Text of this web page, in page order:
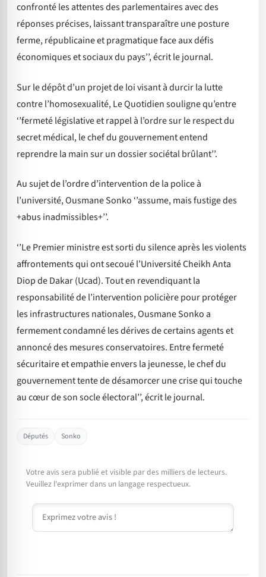
confronté les attentes des parlementaires avec des
réponses précises, laissant transparaître une posture
ferme, républicaine et pragmatique face aux défis
économiques et sociaux du pays’’, écrit le journal.
Sur le dépôt d’un projet de loi visant à durcir la lutte
contre l’homosexualité, Le Quotidien souligne qu’entre
‘’fermeté législative et rappel à l’ordre sur le respect du
secret médical, le chef du gouvernement entend
reprendre la main sur un dossier sociétal brûlant’’.
Au sujet de l’ordre d’intervention de la police à
l’université, Ousmane Sonko ‘’assume, mais fustige des
+abus inadmissibles+’’.
‘’Le Premier ministre est sorti du silence après les violents
affrontements qui ont secoué l’Université Cheikh Anta
Diop de Dakar (Ucad). Tout en revendiquant la
responsabilité de l’intervention policière pour protéger
les infrastructures nationales, Ousmane Sonko a
fermement condamné les dérives de certains agents et
annoncé des mesures conservatoires. Entre fermeté
sécuritaire et empathie envers la jeunesse, le chef du
gouvernement tente de désamorcer une crise qui touche
au cœur de son socle électoral’’, écrit le journal.
Députés Sonko
Votre avis sera publié et visible par des milliers de lecteurs.
Veuillez l'exprimer dans un langage respectueux.
Commentaire